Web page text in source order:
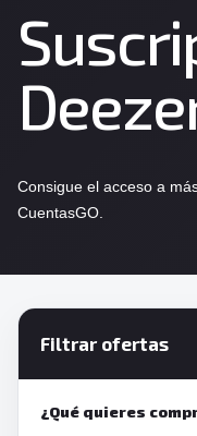
Consigue el acceso a
CuentasGO.
Filtrar ofertas
¿Qué quieres